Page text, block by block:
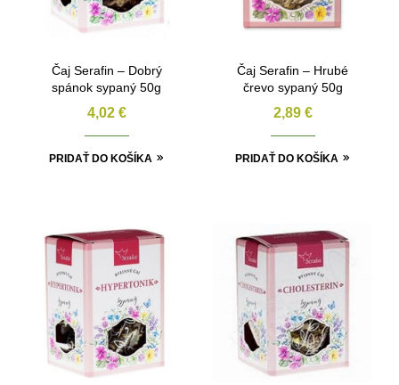
Čaj Serafin – Dobrý
spánok sypaný 50g
4,02 €
PRIDAŤ DO KOŠÍKA
Čaj Serafin – Hrubé
črevo sypaný 50g
2,89 €
PRIDAŤ DO KOŠÍKA